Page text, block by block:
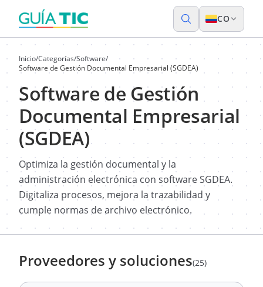
CO
Inicio/Categorías/Software/
Software de Gestión Documental Empresarial (SGDEA)
Software de Gestión
Documental Empresarial
(SGDEA)
Optimiza la gestión documental y la
administración electrónica con software SGDEA.
Digitaliza procesos, mejora la trazabilidad y
cumple normas de archivo electrónico.
Proveedores y soluciones(25)